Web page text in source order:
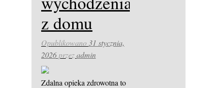
z domu
Opublikowano31 stycznia,
2026przezadmin
Zdalna opieka zdrowotna to